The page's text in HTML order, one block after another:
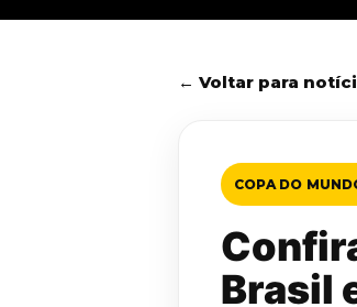
← Voltar para
COPA DO
Brasil